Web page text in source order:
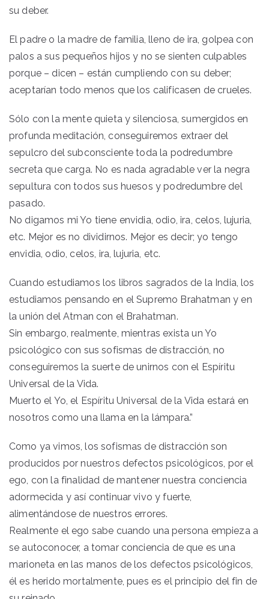
su deber.
El padre o la madre de familia, lleno de ira, golpea con
palos a sus pequeños hijos y no se sienten culpables
porque – dicen – están cumpliendo con su deber;
aceptarían todo menos que los calificasen de crueles.
Sólo con la mente quieta y silenciosa, sumergidos en
profunda meditación, conseguiremos extraer del
sepulcro del subconsciente toda la podredumbre
secreta que carga. No es nada agradable ver la negra
sepultura con todos sus huesos y podredumbre del
pasado.
No digamos mi Yo tiene envidia, odio, ira, celos, lujuria,
etc. Mejor es no dividirnos. Mejor es decir; yo tengo
envidia, odio, celos, ira, lujuria, etc.
Cuando estudiamos los libros sagrados de la India, los
estudiamos pensando en el Supremo Brahatman y en
la unión del Atman con el Brahatman.
Sin embargo, realmente, mientras exista un Yo
psicológico con sus sofismas de distracción, no
conseguiremos la suerte de unirnos con el Espíritu
Universal de la Vida.
Muerto el Yo, el Espíritu Universal de la Vida estará en
nosotros como una llama en la lámpara.”
Como ya vimos, los sofismas de distracción son
producidos por nuestros defectos psicológicos, por el
ego, con la finalidad de mantener nuestra conciencia
adormecida y así continuar vivo y fuerte,
alimentándose de nuestros errores.
Realmente el ego sabe cuando una persona empieza a
se autoconocer, a tomar conciencia de que es una
marioneta en las manos de los defectos psicológicos,
él es herido mortalmente, pues es el principio del fin de